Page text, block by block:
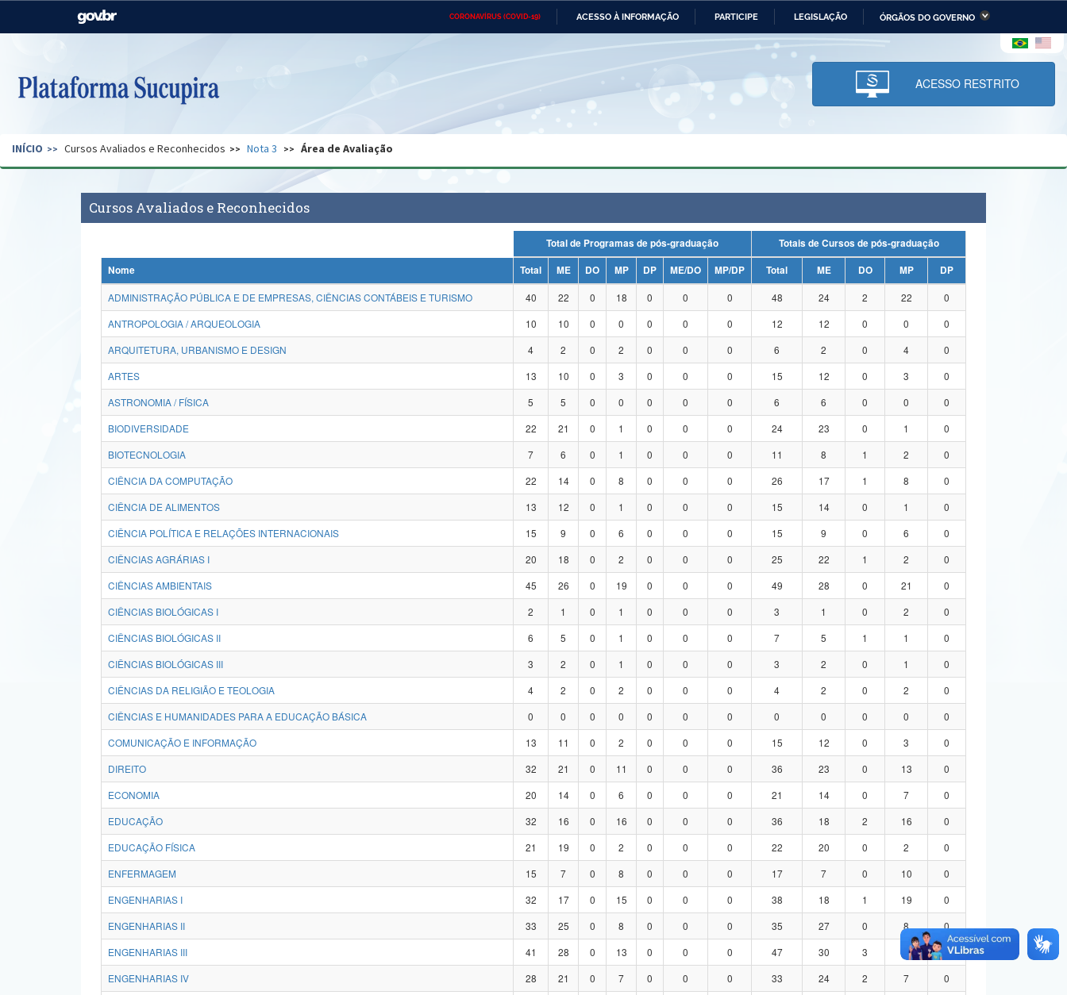
CORONAVÍRUS (COVID-19) ACESSO À INFORMAÇÃO PARTICIPE LEGISLAÇÃO ÓRGÃOS DO GOVERNO
Casa Civil Ministério das Relações Ministério da Economia Ministério da Infraestrutura
Pecuária e Abastecimento
Ministério da Ciência,
Tecnologia, Inovações e
Comunicações
Ministério do Desenvolvimento
Regional e dos Direitos Humanos
Secretaria de Governo Gabinete de Segurança Advocacia-Geral da União Banco Central do Brasil Planalto
ACESSO RESTRITO
INÍCIO Cursos Avaliados e Reconhecidos Nota 3 Área de Avaliação
Cursos Avaliados e Reconhecidos
Total de Programas de pós-graduação
Totais de Cursos de pós-graduação
Nome
Total ME DO MP DP ME/DO MP/DP Total ME DO MP
DP
ADMINISTRAÇÃO PÚBLICA E DE EMPRESAS, CIÊNCIAS CONTÁBEIS E TURISMO
40 22 0 18 0 0 0 48 24 2 22
0
ANTROPOLOGIA / ARQUEOLOGIA
10 10 0 0 0 0 0 12 12 0 0
0
ARQUITETURA, URBANISMO E DESIGN
4 2 0 2 0 0 0 6 2 0 4
0
ARTES
13 10 0 3 0 0 0 15 12 0 3
0
ASTRONOMIA / FÍSICA
5 5 0 0 0 0 0 6 6 0 0
0
BIODIVERSIDADE
22 21 0 1 0 0 0 24 23 0 1
0
BIOTECNOLOGIA
7 6 0 1 0 0 0 11 8 1 2
0
CIÊNCIA DA COMPUTAÇÃO
22 14 0 8 0 0 0 26 17 1 8
0
CIÊNCIA DE ALIMENTOS
13 12 0 1 0 0 0 15 14 0 1
0
CIÊNCIA POLÍTICA E RELAÇÕES INTERNACIONAIS
15 9 0 6 0 0 0 15 9 0 6
0
CIÊNCIAS AGRÁRIAS I
20 18 0 2 0 0 0 25 22 1 2
0
CIÊNCIAS AMBIENTAIS
45 26 0 19 0 0 0 49 28 0 21
0
CIÊNCIAS BIOLÓGICAS I
2 1 0 1 0 0 0 3 1 0 2
0
CIÊNCIAS BIOLÓGICAS II
6 5 0 1 0 0 0 7 5 1 1
0
CIÊNCIAS BIOLÓGICAS III
3 2 0 1 0 0 0 3 2 0 1
0
CIÊNCIAS DA RELIGIÃO E TEOLOGIA
4 2 0 2 0 0 0 4 2 0 2
0
CIÊNCIAS E HUMANIDADES PARA A EDUCAÇÃO BÁSICA
0 0 0 0 0 0 0 0 0 0 0
0
COMUNICAÇÃO E INFORMAÇÃO
13 11 0 2 0 0 0 15 12 0 3
0
DIREITO
32 21 0 11 0 0 0 36 23 0 13
0
ECONOMIA
20 14 0 6 0 0 0 21 14 0 7
0
EDUCAÇÃO
32 16 0 16 0 0 0 36 18 2 16
0
EDUCAÇÃO FÍSICA
21 19 0 2 0 0 0 22 20 0 2
0
ENFERMAGEM
15 7 0 8 0 0 0 17 7 0 10
0
ENGENHARIAS I
32 17 0 15 0 0 0 38 18 1 19
0
ENGENHARIAS II
33 25 0 8 0 0 0 35 27 0 8
0
ENGENHARIAS III
41 28 0 13 0 0 0 47 30 3 14
0
ENGENHARIAS IV
28 21 0 7 0 0 0 33 24 2 7
0